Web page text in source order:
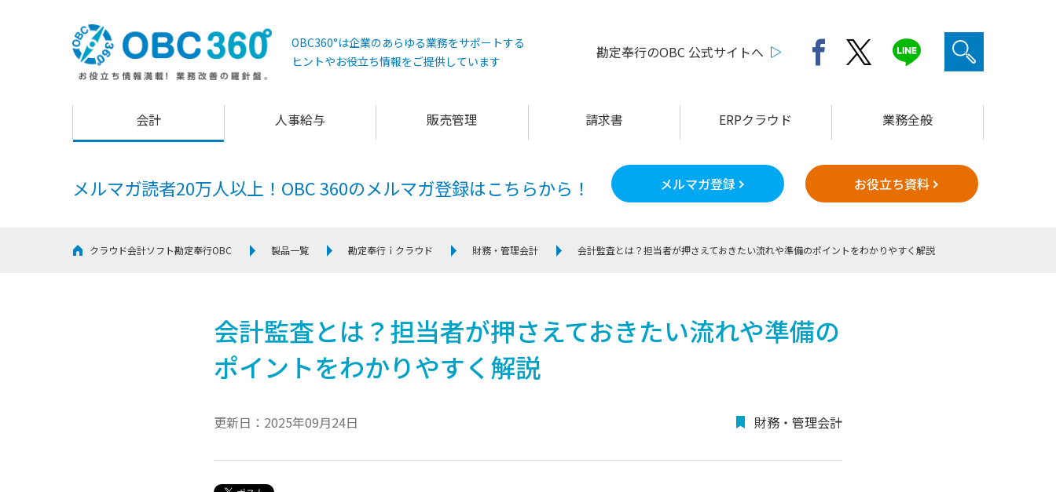
OBC360°は企業のあらゆる業務をサポートする
ヒントやお役立ち情報をご提供しています
勘定奉行のOBC 公式サイトへ
会計 人事給与 販売管理 請求書 ERPクラウド 業務全般
メルマガ読者20万人以上！ OBC 360のメルマガ登録はこちらから！ メルマガ登録 お役立ち資料
クラウド会計ソフト勘定奉行OBC 製品一覧 勘定奉行ｉクラウド 財務・管理会計 会計監査とは？担当者が押さえておきたい流れや準備のポイントをわかりやすく解説
会計監査とは？担当者が押さえておきたい流れや準備の
ポイントをわかりやすく解説
更新日：2025年09月24日 財務・管理会計